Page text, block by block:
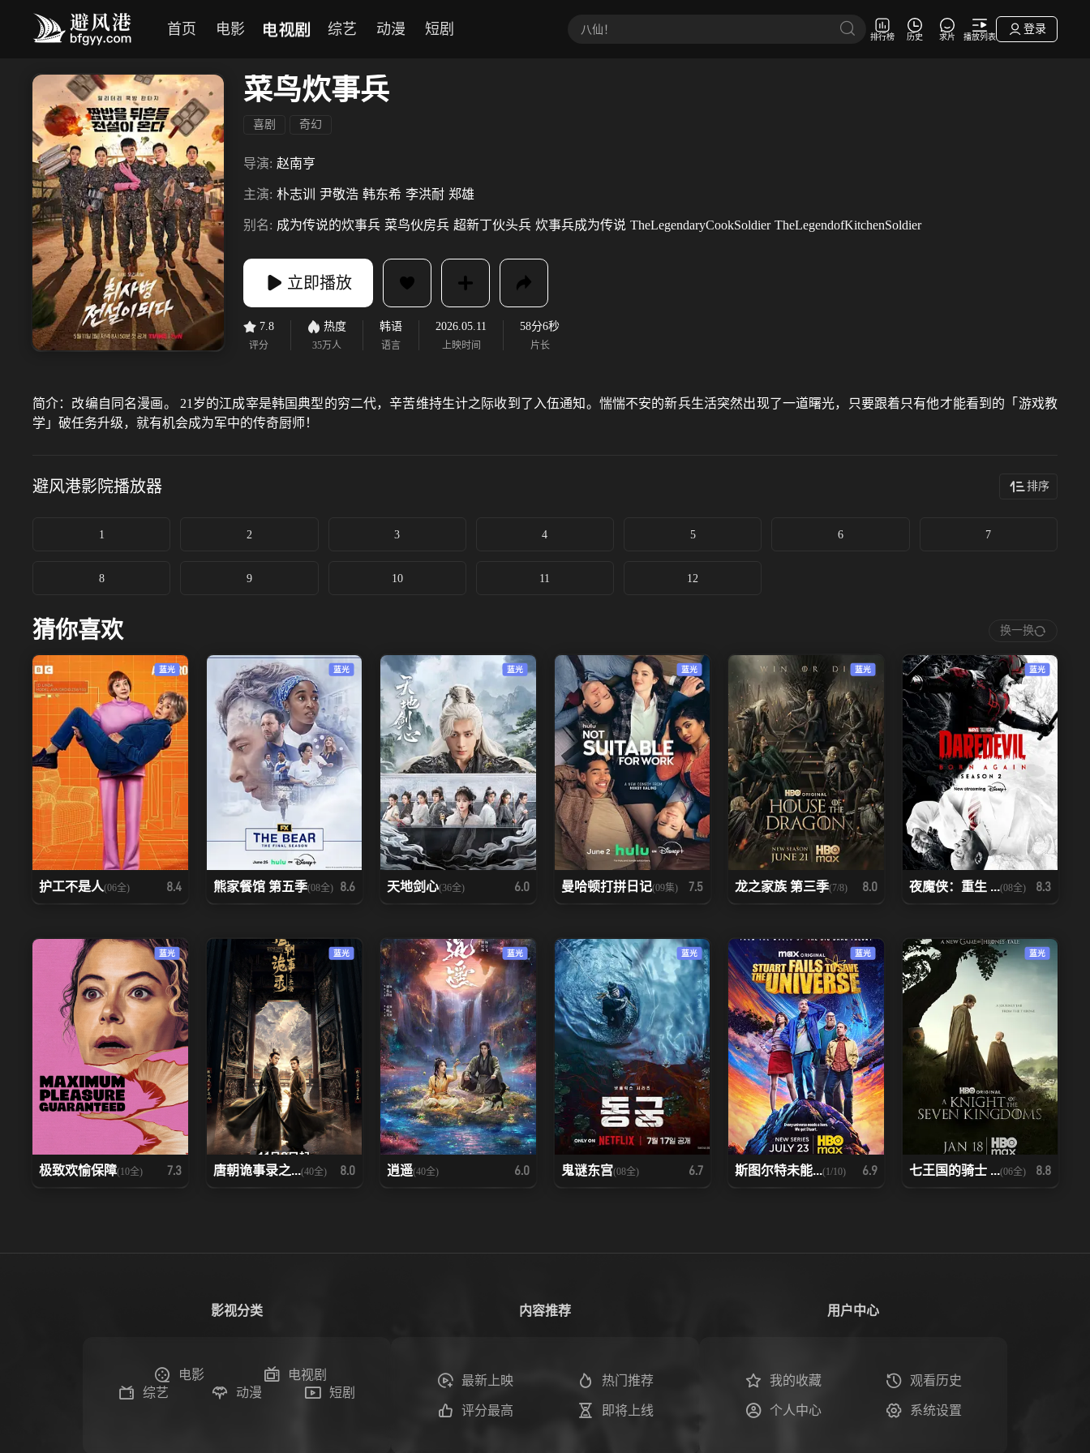
首页 电影 电视剧 综艺 动漫 短剧 排行榜 历史 求片 播放列表
登录
菜鸟炊事兵
喜剧 奇幻
导演: 赵南亨
主演: 朴志训 尹敬浩 韩东希 李洪耐 郑雄
别名: 成为传说的炊事兵 菜鸟伙房兵 超新丁伙头兵 炊事兵成为传说 TheLegendaryCookSoldier TheLegendofKitchenSoldier
立即播放
7.8
评分
热度
35万人
韩语
语言
2026.05.11
上映时间
58分6秒
片长
简介： 改编自同名漫画。 21岁的江成宰是韩国典型的穷二代，辛苦维持生计之际收到了入伍通知。惴惴不安的新兵生活突然出现了一道曙光，只要跟着只有他才能看到的「游戏教
学」破任务升级，就有机会成为军中的传奇厨师！
避风港影院播放器 排序
1 2 3 4 5 6 7
8 9 10 11 12
猜你喜欢 换一换
蓝光
护工不是人(06全) 8.4
蓝光
熊家餐馆 第五季(08全) 8.6
蓝光
天地剑心(36全) 6.0
蓝光
曼哈顿打拼日记(09集) 7.5
蓝光
龙之家族 第三季(7/8) 8.0
蓝光
夜魔侠：重生 ...(08全) 8.3
蓝光
极致欢愉保障(10全) 7.3
蓝光
唐朝诡事录之...(40全) 8.0
蓝光
逍遥(40全) 6.0
蓝光
鬼谜东宫(08全) 6.7
蓝光
斯图尔特未能...(1/10) 6.9
蓝光
七王国的骑士 ...(06全) 8.8
影视分类
电影
电视剧
综艺
动漫 短剧
内容推荐
最新上映 热门推荐
评分最高 即将上线
用户中心
我的收藏 观看历史
个人中心 系统设置